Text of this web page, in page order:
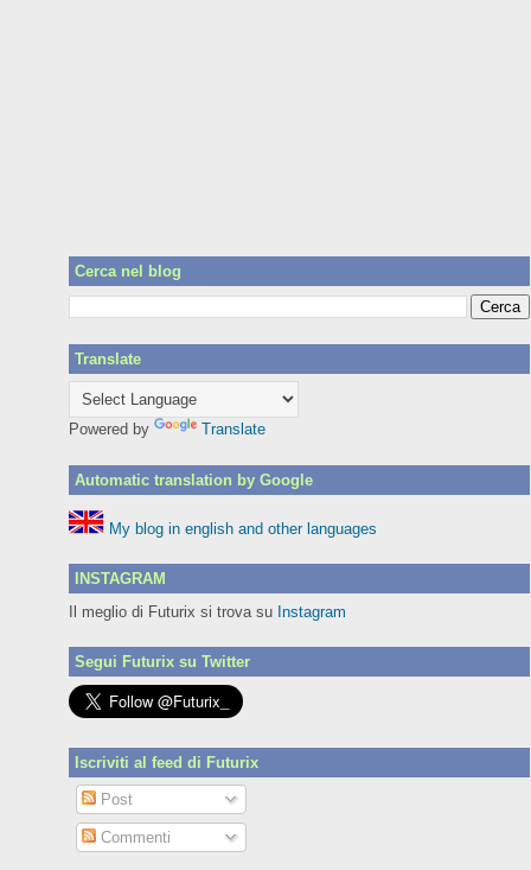
Cerca nel blog
Translate
Powered by Translate
Automatic translation by Google
My blog in english and other languages
INSTAGRAM
Il meglio di Futurix si trova su Instagram
Segui Futurix su Twitter
Iscriviti al feed di Futurix
Post
Commenti